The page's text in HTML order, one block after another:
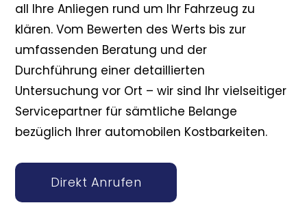
all Ihre Anliegen rund um Ihr Fahrzeug zu
klären. Vom Bewerten des Werts bis zur
umfassenden Beratung und der
Durchführung einer detaillierten
Untersuchung vor Ort – wir sind Ihr vielseitiger
Servicepartner für sämtliche Belange
bezüglich Ihrer automobilen Kostbarkeiten.
Direkt Anrufen